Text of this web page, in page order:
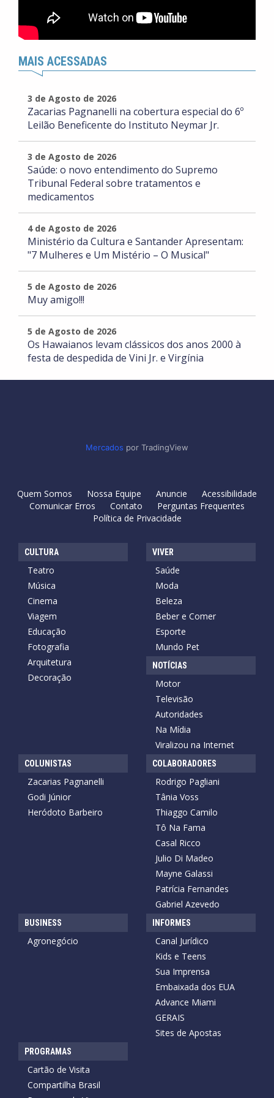
MAIS ACESSADAS
3 de Agosto de 2026
Zacarias Pagnanelli na cobertura especial do 6º
Leilão Beneficente do Instituto Neymar Jr.
3 de Agosto de 2026
Saúde: o novo entendimento do Supremo
Tribunal Federal sobre tratamentos e
medicamentos
4 de Agosto de 2026
Ministério da Cultura e Santander Apresentam:
"7 Mulheres e Um Mistério – O Musical"
5 de Agosto de 2026
Muy amigo!!!
5 de Agosto de 2026
Os Hawaianos levam clássicos dos anos 2000 à
festa de despedida de Vini Jr. e Virgínia
Mercados por TradingView
Quem Somos Nossa Equipe Anuncie
Acessibilidade
Comunicar Erros
Contato
Perguntas Frequentes
Política de Privacidade
CULTURA
Teatro
Música
Cinema
Viagem
Educação
Fotografia
Arquitetura
Decoração
VIVER
Saúde
Moda
Beleza
Beber e Comer
Esporte
Mundo Pet
NOTÍCIAS
Motor
Televisão
Autoridades
Na Mídia
Viralizou na Internet
COLUNISTAS
Zacarias Pagnanelli
Godi Júnior
Heródoto Barbeiro
COLABORADORES
Rodrigo Pagliani
Tânia Voss
Thiaggo Camilo
Tô Na Fama
Casal Ricco
Julio Di Madeo
Mayne Galassi
Patrícia Fernandes
Gabriel Azevedo
BUSINESS
Agronegócio
INFORMES
Canal Jurídico
Kids e Teens
Sua Imprensa
Embaixada dos EUA
Advance Miami
GERAIS
Sites de Apostas
PROGRAMAS
Cartão de Visita
Compartilha Brasil